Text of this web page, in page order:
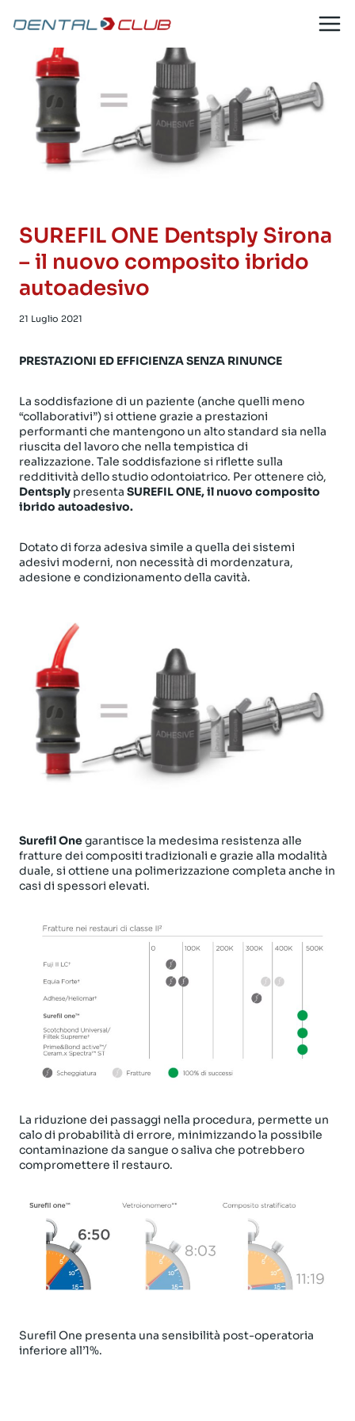
contenuto
SUREFIL ONE Dentsply Sirona
– il nuovo composito ibrido
autoadesivo
21 Luglio 2021
PRESTAZIONI ED EFFICIENZA SENZA RINUNCE
La soddisfazione di un paziente (anche quelli meno
“collaborativi”) si ottiene grazie a prestazioni
performanti che mantengono un alto standard sia nella
riuscita del lavoro che nella tempistica di
realizzazione. Tale soddisfazione si riflette sulla
redditività dello studio odontoiatrico. Per ottenere ciò,
Dentsply presenta SUREFIL ONE, il nuovo composito
ibrido autoadesivo.
Dotato di forza adesiva simile a quella dei sistemi
adesivi moderni, non necessità di mordenzatura,
adesione e condizionamento della cavità.
Surefil Onegarantisce la medesima resistenza alle
fratture dei compositi tradizionali e grazie alla modalità
duale, si ottiene una polimerizzazione completa anche in
casi di spessori elevati.
La riduzione dei passaggi nella procedura, permette un
calo di probabilità di errore, minimizzando la possibile
contaminazione da sangue o saliva che potrebbero
compromettere il restauro.
Surefil One presenta una sensibilità post-operatoria
inferiore all’1%.